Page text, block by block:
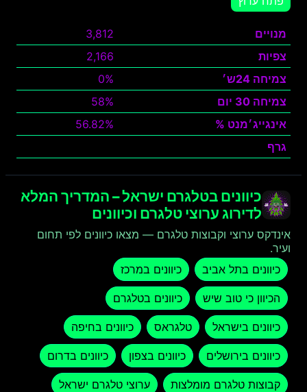
מנויים
3,812
צפיות
2,166
צמיחה 24ש׳
0%
צמיחה 30 יום
58%
אינגייג׳מנט %
56.82%
גרף
כיוונים בטלגרם ישראל – המדריך המלא
לדירוג ערוצי טלגרם וכיוונים
אינדקס ערוצי וקבוצות טלגרם — מצאו כיוונים לפי תחום
ועיר.
כיוונים בתל אביב
כיוונים במרכז
הכיוון כי טוב שיש כיוונים בטלגרם
כיוונים בישראל טלגראס כיוונים בחיפה
כיוונים בירושלים כיוונים בצפון כיוונים בדרום
קבוצות טלגרם מומלצות ערוצי טלגרם ישראל